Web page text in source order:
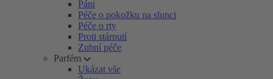
Páni
Péče o pokožku na slunci
Péče o rty
Proti stárnutí
Zubní péče
Parfém
Ukázat vše